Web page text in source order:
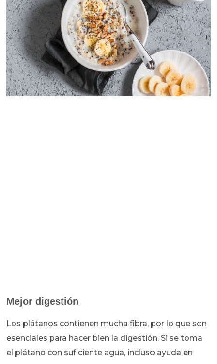
Mejor digestión
Los plátanos contienen mucha fibra, por lo que son
esenciales para hacer bien la digestión. Si se toma
el plátano con suficiente agua, incluso ayuda en